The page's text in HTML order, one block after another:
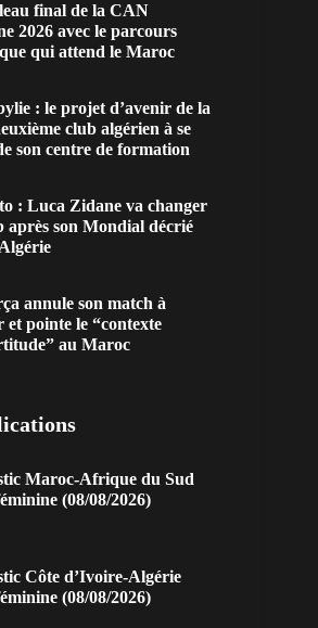
final de la CAN
2026 avec le parcours
qui attend le Maroc
: le projet d’avenir de la
club algérien à se
son centre de formation
: Luca Zidane va changer
après son Mondial décrié
annule son match à
et pointe le “contexte
au Maroc
Maroc-Afrique du Sud
(08/08/2026)
Côte d’Ivoire-Algérie
(08/08/2026)